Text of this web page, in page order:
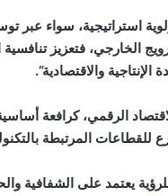
استراتيجية، سواء عبر
الخارجي، فتعزيز
والاقتصادية“.
الرقمي، كرافعة
المرتبطة
يعتمد على الشفافية